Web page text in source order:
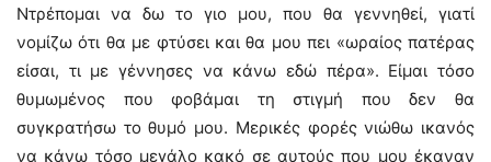
Ντρέπομαι να δω το γιο μου, που θα γεννηθεί, γιατί
νομίζω ότι θα με φτύσει και θα μου πει «ωραίος πατέρας
είσαι, τι με γέννησες να κάνω εδώ πέρα». Είμαι τόσο
θυμωμένος που φοβάμαι τη στιγμή που δεν θα
συγκρατήσω το θυμό μου. Μερικές φορές νιώθω ικανός
να κάνω τόσο μεγάλο κακό σε αυτούς που μου έκαναν